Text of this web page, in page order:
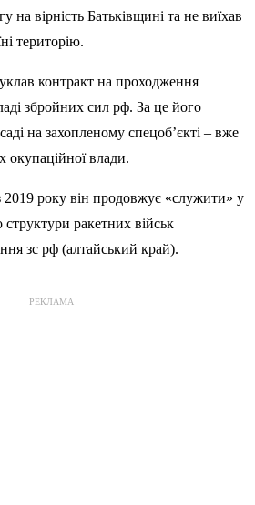
на вірність Батьківщині та не виїхав
територію.
контракт на проходження
збройних сил рф. За це його
на захопленому спецоб’єкті – вже
окупаційної влади.
року він продовжує «служити» у
ракетних військ
зс рф (алтайський край).
РЕКЛАМА